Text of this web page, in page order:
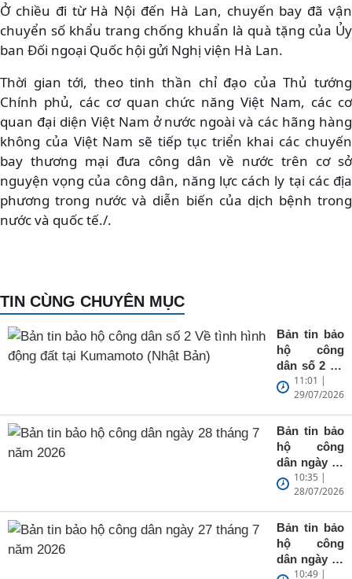
Ở chiều đi từ Hà Nội đến Hà Lan, chuyến bay đã vận
chuyển số khẩu trang chống khuẩn là quà tặng của Ủy
ban Đối ngoại Quốc hội gửi Nghị viện Hà Lan.
Thời gian tới, theo tinh thần chỉ đạo của Thủ tướng
Chính phủ, các cơ quan chức năng Việt Nam, các cơ
quan đại diện Việt Nam ở nước ngoài và các hãng hàng
không của Việt Nam sẽ tiếp tục triển khai các chuyến
bay thương mại đưa công dân về nước trên cơ sở
nguyện vọng của công dân, năng lực cách ly tại các địa
phương trong nước và diễn biến của dịch bệnh trong
nước và quốc tế./.
TIN CÙNG CHUYÊN MỤC
Bản tin bảo
hộ công
dân số 2 Về
tình hình
động đất tại
Kumamoto
(Nhật Bản)
11:01 |
29/07/2026
Bản tin bảo
hộ công
dân ngày 28
tháng 7 năm
2026
10:35 |
28/07/2026
Bản tin bảo
hộ công
dân ngày 27
tháng 7 năm
10:49 |